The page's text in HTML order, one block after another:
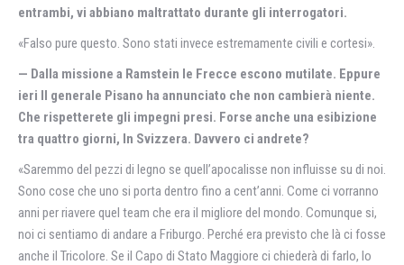
entrambi, vi abbiano maltrattato durante gli interrogatori.
«Falso pure questo. Sono stati invece estremamente civili e cortesi».
— Dalla missione a Ramstein le Frecce escono mutilate. Eppure
ieri II generale Pisano ha annunciato che non cambierà niente.
Che rispetterete gli impegni presi. Forse anche una esibizione
tra quattro giorni, In Svizzera. Davvero ci andrete?
«Saremmo del pezzi di legno se quell’apocalisse non influisse su di noi.
Sono cose che uno si porta dentro fino a cent’anni. Come ci vorranno
anni per riavere quel team che era il migliore del mondo. Comunque si,
noi ci sentiamo di andare a Friburgo. Perché era previsto che là ci fosse
anche il Tricolore. Se il Capo di Stato Maggiore ci chiederà di farlo, lo